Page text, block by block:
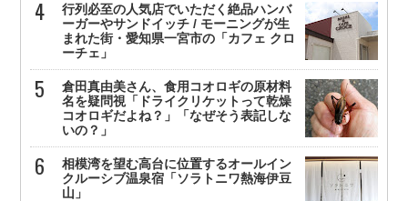
行列必至の人気店でいただく絶品ハンバ
ーガーやサンドイッチ / モーニングが生
まれた街・愛知県一宮市の「カフェ クロ
ーチェ」
倉田真由美さん、食用コオロギの原材料
名を疑問視「ドライクリケットって乾燥
コオロギだよね？」「なぜそう表記しな
いの？」
相模湾を望む高台に位置するオールイン
クルーシブ温泉宿「ソラトニワ熱海伊豆
山」